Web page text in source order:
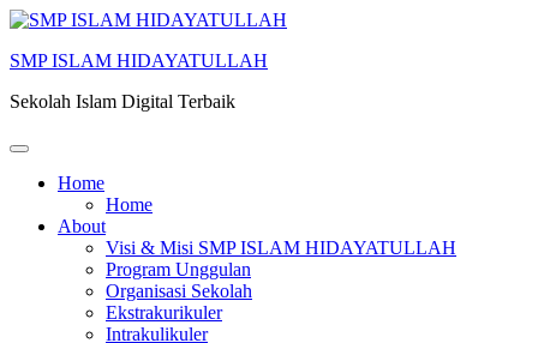
SMP ISLAM HIDAYATULLAH
Sekolah Islam Digital Terbaik
Home
Home
About
Visi & Misi SMP ISLAM HIDAYATULLAH
Program Unggulan
Organisasi Sekolah
Ekstrakurikuler
Intrakulikuler